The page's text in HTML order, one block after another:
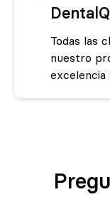
Todas las
nuestro
excelencia